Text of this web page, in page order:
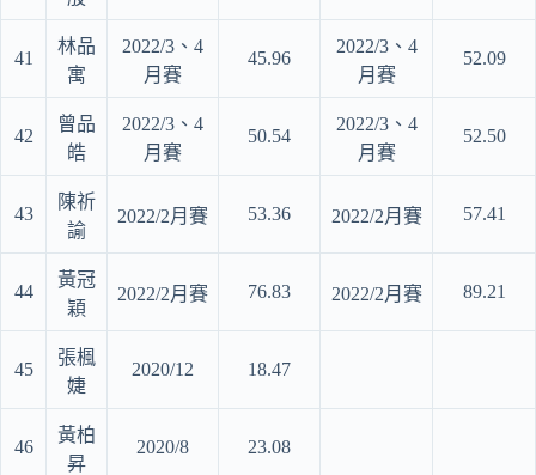
41
林品
寓
2022/3、4
月賽
45.96
2022/3、4
月賽
52.09
42
曾品
皓
2022/3、4
月賽
50.54
2022/3、4
月賽
52.50
43
陳祈
諭
2022/2月賽 53.36 2022/2月賽 57.41
44
黃冠
穎
2022/2月賽 76.83 2022/2月賽 89.21
45
張楓
婕
2020/12 18.47
46
黃柏
昇
2020/8 23.08